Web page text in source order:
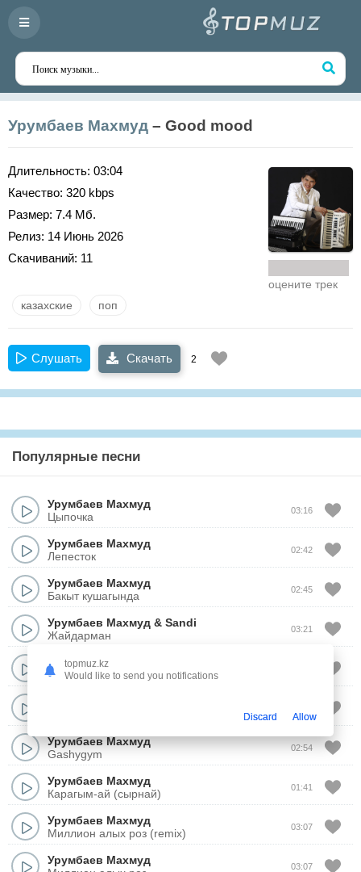
Урумбаев Махмуд – Good mood
Длительность: 03:04
Качество: 320 kbps
Размер: 7.4 Мб.
Релиз: 14 Июнь 2026
Скачиваний: 11
оцените трек
казахские поп
Слушать Скачать 2
Популярные песни
Урумбаев Махмуд
Цыпочка
03:16
Урумбаев Махмуд
Лепесток
02:42
Урумбаев Махмуд
Бакыт кушагында
02:45
Урумбаев Махмуд & Sandi
Жайдарман
03:21
Урумбаев Махмуд
Storm
Урумбаев Махмуд
Gashygym
02:54
Урумбаев Махмуд
Карагым-ай (сырнай)
01:41
Урумбаев Махмуд
Миллион алых роз (remix)
03:07
Урумбаев Махмуд
03:07
topmuz.kz
Would like to send you notifications
Discard Allow